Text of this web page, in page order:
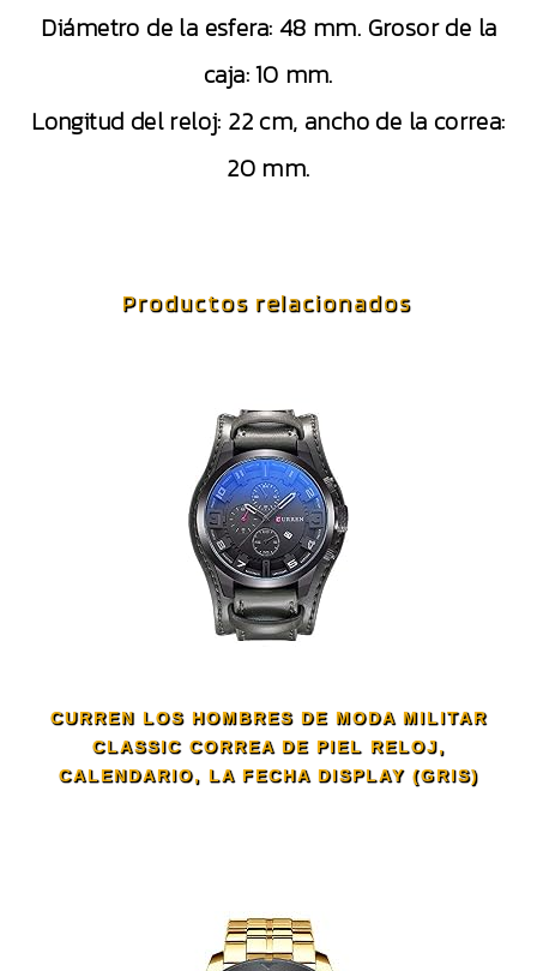
Diámetro de la esfera: 48 mm. Grosor de la
caja: 10 mm.
Longitud del reloj: 22 cm, ancho de la correa:
20 mm.
Productos relacionados
CURREN LOS HOMBRES DE MODA MILITAR
CLASSIC CORREA DE PIEL RELOJ,
CALENDARIO, LA FECHA DISPLAY (GRIS)